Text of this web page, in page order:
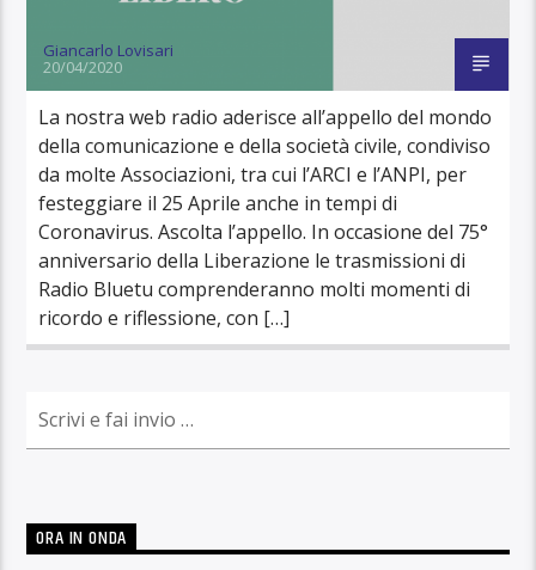
Giancarlo Lovisari
20/04/2020
La nostra web radio aderisce all’appello del mondo
della comunicazione e della società civile, condiviso
da molte Associazioni, tra cui l’ARCI e l’ANPI, per
festeggiare il 25 Aprile anche in tempi di
Coronavirus. Ascolta l’appello. In occasione del 75°
anniversario della Liberazione le trasmissioni di
Radio Bluetu comprenderanno molti momenti di
ricordo e riflessione, con […]
ORA IN ONDA